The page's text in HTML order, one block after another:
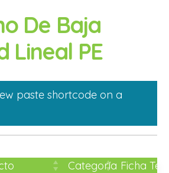
De Baja
Lineal PE
paste shortcode on a
Categoría Ficha